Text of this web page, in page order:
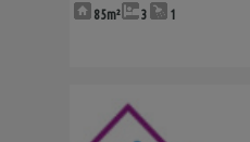
85m²
3 1